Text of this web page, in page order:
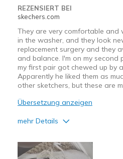
REZENSIERT BEI
skechers.com
They are very comfortable
in the washer, and they look
replacement surgery and they
and balance. I'm on my
my first pair got chewed up by
Apparently he liked them as
other sketchers, but these are
Übersetzung anzeigen
mehr Details
Attractive Design